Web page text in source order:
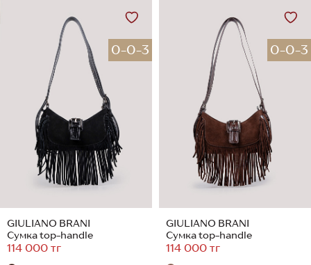
0-0-3
GIULIANO BRANI
Сумка top-handle
114 000 тг
0-0-3
GIULIANO BRANI
Сумка top-handle
114 000 тг